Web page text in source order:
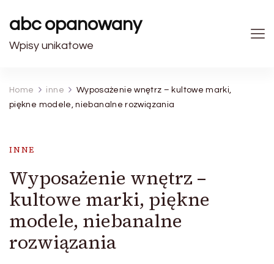
abc opanowany
Wpisy unikatowe
Home inne
Wyposażenie wnętrz – kultowe marki,
piękne modele, niebanalne rozwiązania
INNE
Wyposażenie wnętrz –
kultowe marki, piękne
modele, niebanalne
rozwiązania